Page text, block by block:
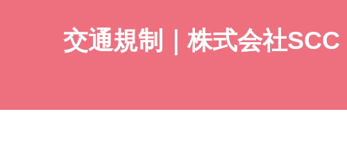
交通規制｜株式会社SCC